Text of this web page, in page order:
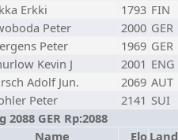
Erkki 1793 FIN
Peter 2000 GER
Peter 1969 GER
Kevin J 2001 ENG
Adolf Jun. 2069 AUT
Peter 2141 SUI
GER Rp:2088
Name Elo Land